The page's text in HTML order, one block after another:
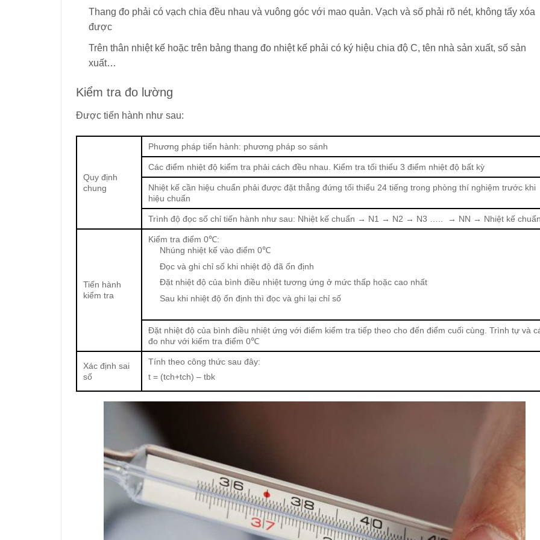
Thang đo phải có vạch chia đều nhau và vuông góc với mao quản. Vạch và số phải rõ nét, không tẩy xóa
được
Trên thân nhiệt kế hoặc trên bảng thang đo nhiệt kế phải có ký hiệu chia độ C, tên nhà sản xuất, số sản
xuất…
Kiểm tra đo lường
Được tiến hành như sau:
Quy định
chung
Phương pháp tiến hành: phương pháp so sánh
Các điểm nhiệt độ kiểm tra phải cách đều nhau. Kiểm tra tối thiểu 3 điểm nhiệt độ bất kỳ
Nhiệt kế cần hiệu chuẩn phải được đặt thẳng đứng tối thiểu 24 tiếng trong phòng thí nghiệm trước khi
hiệu chuẩn
Trình độ đọc số chỉ tiến hành như sau: Nhiệt kế chuẩn → N1 → N2 → N3 ….. → NN → Nhiệt kế
Tiến hành
kiểm tra
Kiểm tra điểm 0℃:
Nhúng nhiệt kế vào điểm 0℃
Đọc và ghi chỉ số khi nhiệt độ đã ổn định
Đặt nhiệt độ của bình điều nhiệt tương ứng ở mức thấp hoặc cao nhất
Sau khi nhiệt độ ổn định thì đọc và ghi lại chỉ số
Đặt nhiệt độ của bình điều nhiệt ứng với điểm kiểm tra tiếp theo cho đến điểm cuối cùng. Trình tự và
đo như với kiểm tra điểm 0℃
Xác định sai
số
Tính theo công thức sau đây:
t = (tch+tch) – tbk